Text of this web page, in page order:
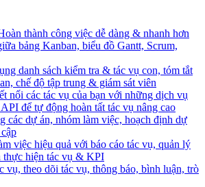
thành công việc dễ dàng & nhanh hơn
bảng Kanban, biểu đồ Gantt, Scrum,
danh sách kiểm tra & tác vụ con, tóm tắt
chế độ tập trung & giám sát viên
nối các tác vụ của bạn với những dịch vụ
để tự động hoàn tất tác vụ nâng cao
các dự án, nhóm làm việc, hoạch định dự
việc hiệu quả với báo cáo tác vụ, quản lý
thực hiện tác vụ & KPI
vụ, theo dõi tác vụ, thông báo, bình luận, trò